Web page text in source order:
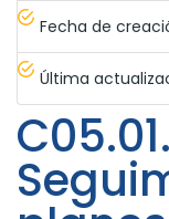
Fecha de
Última